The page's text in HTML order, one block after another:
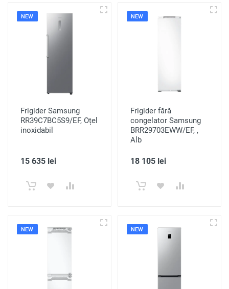
NEW
Frigider Samsung
RR39C7BC5S9/EF, Oțel
inoxidabil
15 635 lei
NEW
Frigider fără
congelator Samsung
BRR29703EWW/EF, ,
Alb
18 105 lei
NEW NEW